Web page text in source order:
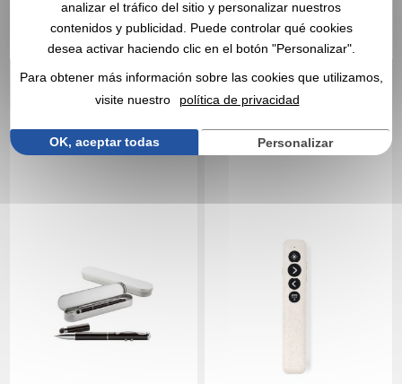
Sin incluir el marcado
Sin incluir el marcado
Puntero láser - Keynote
Presentación puntero
láser - Lesi
analizar el tráfico del sitio y personalizar nuestros
contenidos y publicidad. Puede controlar qué cookies
desea activar haciendo clic en el botón "Personalizar".
Para obtener más información sobre las cookies que utilizamos,
visite nuestro
política de privacidad
OK, aceptar todas Personalizar